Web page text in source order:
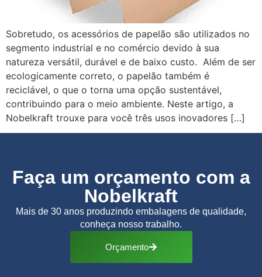
Sobretudo, os acessórios de papelão são utilizados no
segmento industrial e no comércio devido à sua
natureza versátil, durável e de baixo custo. Além de ser
ecologicamente correto, o papelão também é
reciclável, o que o torna uma opção sustentável,
contribuindo para o meio ambiente. Neste artigo, a
Nobelkraft trouxe para você três usos inovadores […]
Faça um orçamento com a
Nobelkraft
Mais de 30 anos produzindo embalagens de qualidade,
conheça nosso trabalho.
Orçamento